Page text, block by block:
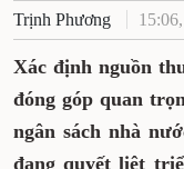
Trịnh Phương
Xác định nguồn
đóng góp quan
ngân sách nhà
đang quyết liệt